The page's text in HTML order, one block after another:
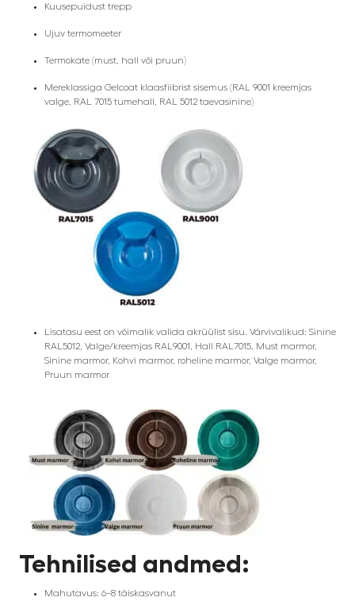
Kuusepuidust trepp
Ujuv termomeeter
Termokate (must, hall või pruun)
Mereklassiga Gelcoat klaasfiibrist sisemus (RAL 9001 kreemjas
valge, RAL 7015 tumehall, RAL 5012 taevasinine)
Lisatasu eest on võimalik valida akrüülist sisu. Värvivalikud: Sinine
RAL5012, Valge/kreemjas RAL9001, Hall RAL7015, Must marmor,
Sinine marmor, Kohvi marmor, roheline marmor, Valge marmor,
Pruun marmor
Tehnilised andmed:
Mahutavus: 6–8 täiskasvanut